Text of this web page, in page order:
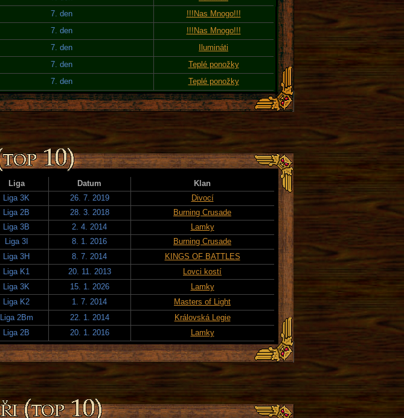
7. den
!!!Nas Mnogo!!!
7. den
!!!Nas Mnogo!!!
7. den
Ilumináti
7. den
Teplé ponožky
7. den Teplé ponožky
Liga Datum
Klan
Liga 3K 26. 7. 2019
Divocí
Liga 2B 28. 3. 2018
Burning Crusade
Liga 3B 2. 4. 2014
Lamky
Liga 3I 8. 1. 2016
Burning Crusade
Liga 3H 8. 7. 2014
KINGS OF BATTLES
Liga K1 20. 11. 2013
Lovci kostí
Liga 3K 15. 1. 2026
Lamky
Liga K2 1. 7. 2014
Masters of Light
Liga 2Bm 22. 1. 2014
Královská Legie
Liga 2B 20. 1. 2016 Lamky